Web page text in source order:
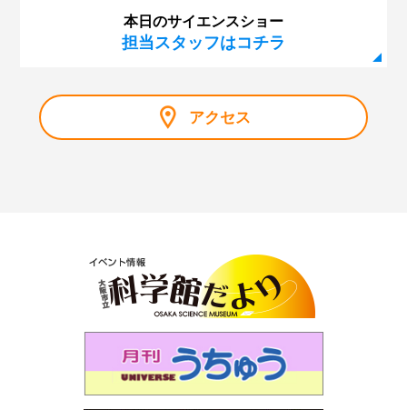
本日のサイエンスショー
担当スタッフはコチラ
アクセス